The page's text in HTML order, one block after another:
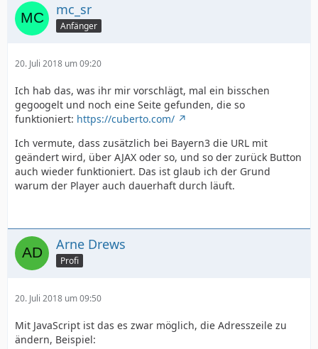
mc_sr
Anfänger
20. Juli 2018 um 09:20
Ich hab das, was ihr mir vorschlägt, mal ein bisschen
gegoogelt und noch eine Seite gefunden, die so
funktioniert: https://cuberto.com/
Ich vermute, dass zusätzlich bei Bayern3 die URL mit
geändert wird, über AJAX oder so, und so der zurück Button
auch wieder funktioniert. Das ist glaub ich der Grund
warum der Player auch dauerhaft durch läuft.
Arne Drews
Profi
20. Juli 2018 um 09:50
Mit JavaScript ist das es zwar möglich, die Adresszeile zu
ändern, Beispiel: